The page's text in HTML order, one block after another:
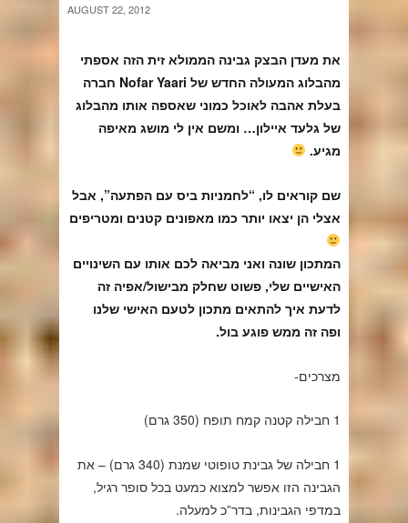
AUGUST 22, 2012
את מעדן הבצק גבינה הממולא זית הזה אספתי
מהבלוג המעולה החדש של Nofar Yaari חברה
בעלת אהבה לאוכל כמוני שאספה אותו מהבלוג
של גלעד איילון… ומשם אין לי מושג מאיפה
מגיע.
שם קוראים לו, “לחמניות ביס עם הפתעה”, אבל
אצלי הן יצאו יותר כמו מאפונים קטנים ומטריפים
המתכון שונה ואני מביאה לכם אותו עם השינויים
האישיים שלי, פשוט שחלק מבישול/אפיה זה
לדעת איך להתאים מתכון לטעם האישי שלנו
ופה זה ממש פוגע בול.
מצרכים-
1 חבילה קטנה קמח תופח (350 גרם)
1 חבילה של גבינת טופוטי שמנת (340 גרם) – את
הגבינה הזו אפשר למצוא כמעט בכל סופר רגיל,
במדפי הגבינות, בדר”כ למעלה.